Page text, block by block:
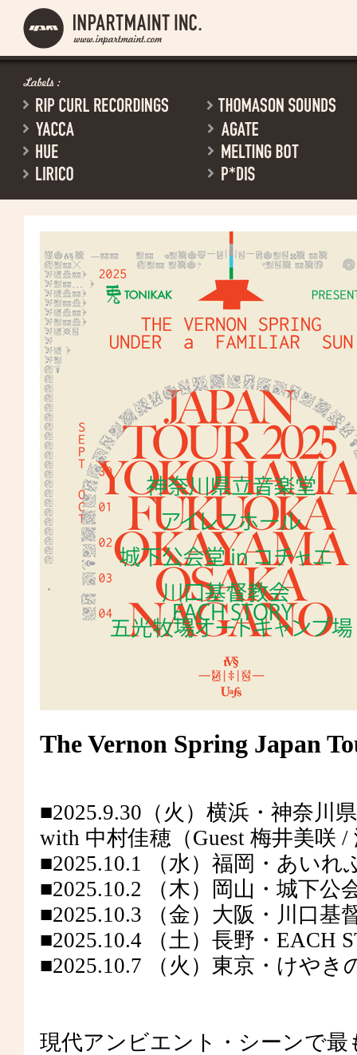
The Vernon Spring Japan
■2025.9.30（火）横浜・神奈川
with 中村佳穂（Guest 梅井美咲 /
■2025.10.1 （水）福岡・あいれ
■2025.10.2 （木）岡山・城下公
■2025.10.3 （金）大阪・川口基
■2025.10.4 （土）長野・EACH
■2025.10.7 （火）東京・けや
現代アンビエント・シーンで